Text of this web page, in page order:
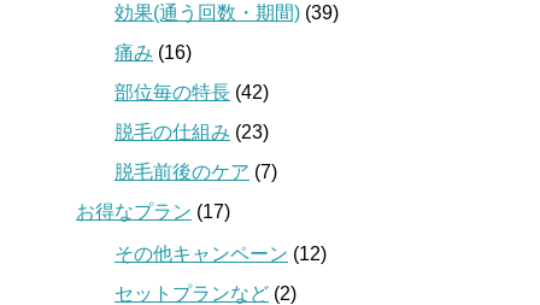
効果(通う回数・期間) (39)
痛み (16)
部位毎の特長 (42)
脱毛の仕組み (23)
脱毛前後のケア (7)
お得なプラン (17)
その他キャンペーン (12)
セットプランなど (2)